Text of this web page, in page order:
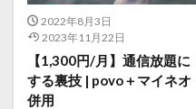
2022年8月3日
2023年11月22日
【1,300円/月】通信放題に
する裏技 | povo＋マイネオ
併用